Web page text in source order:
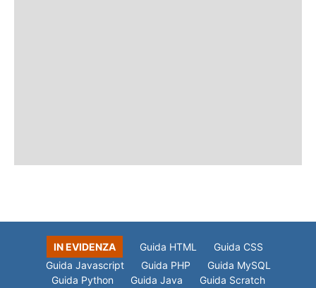
IN EVIDENZA Guida HTML
Guida CSS
Guida Javascript
Guida PHP
Guida MySQL
Guida Python
Guida Java
Guida Scratch